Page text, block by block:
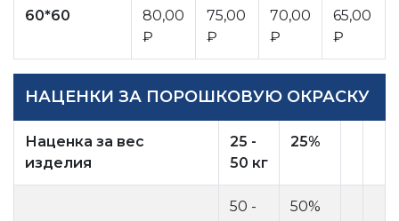
60*60
80,00
₽
75,00
₽
70,00
₽
65,00
₽
НАЦЕНКИ ЗА ПОРОШКОВУЮ ОКРАСКУ
Наценка за вес
изделия
25 -
50 кг
25%
50 -
50%